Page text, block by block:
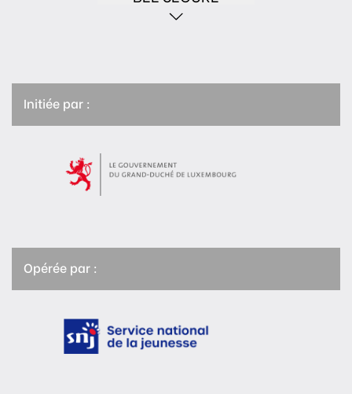
Initiée par :
Opérée par :